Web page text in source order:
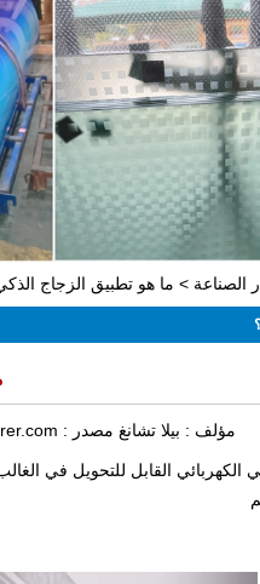
الصناعة > ما هو تطبيق الزجاج
مؤلف : بيلا تشانغ مصدر :
الكهربائي القابل للتحويل في